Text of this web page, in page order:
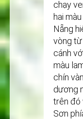
chạy
hai
Nẵng
vòng từ
cánh
màu
chín
dương
trên đó
Sơn